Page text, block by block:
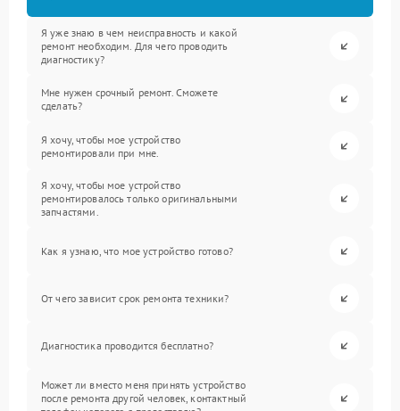
Я уже знаю в чем неисправность и какой
ремонт необходим. Для чего проводить
диагностику?
Мне нужен срочный ремонт. Сможете
сделать?
Я хочу, чтобы мое устройство
ремонтировали при мне.
Я хочу, чтобы мое устройство
ремонтировалось только оригинальными
запчастями.
Как я узнаю, что мое устройство готово?
От чего зависит срок ремонта техники?
Диагностика проводится бесплатно?
Может ли вместо меня принять устройство
после ремонта другой человек, контактный